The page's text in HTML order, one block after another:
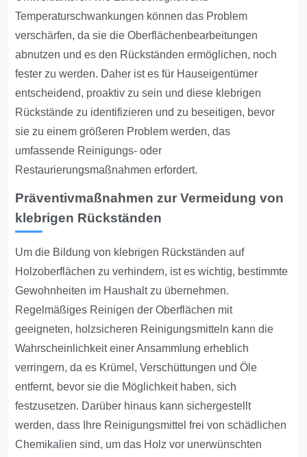
Temperaturschwankungen können das Problem
verschärfen, da sie die Oberflächenbearbeitungen
abnutzen und es den Rückständen ermöglichen, noch
fester zu werden. Daher ist es für Hauseigentümer
entscheidend, proaktiv zu sein und diese klebrigen
Rückstände zu identifizieren und zu beseitigen, bevor
sie zu einem größeren Problem werden, das
umfassende Reinigungs- oder
Restaurierungsmaßnahmen erfordert.
Präventivmaßnahmen zur Vermeidung von
klebrigen Rückständen
Um die Bildung von klebrigen Rückständen auf
Holzoberflächen zu verhindern, ist es wichtig, bestimmte
Gewohnheiten im Haushalt zu übernehmen.
Regelmäßiges Reinigen der Oberflächen mit
geeigneten, holzsicheren Reinigungsmitteln kann die
Wahrscheinlichkeit einer Ansammlung erheblich
verringern, da es Krümel, Verschüttungen und Öle
entfernt, bevor sie die Möglichkeit haben, sich
festzusetzen. Darüber hinaus kann sichergestellt
werden, dass Ihre Reinigungsmittel frei von schädlichen
Chemikalien sind, um das Holz vor unerwünschten